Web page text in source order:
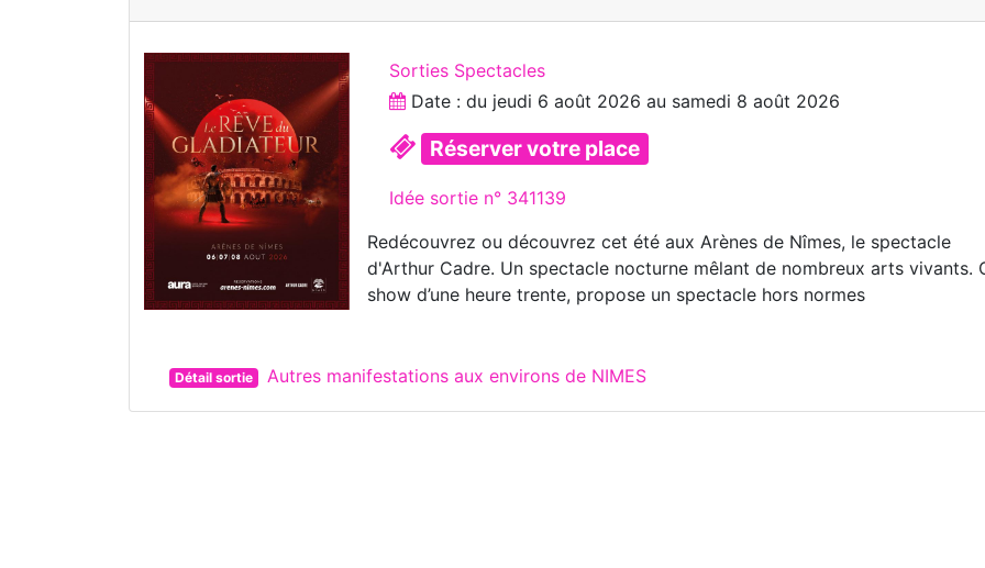
Sorties Spectacles
Date : du jeudi 6 août 2026 au samedi 8 août 2026
Réserver votre place
Idée sortie n° 341139
Redécouvrez ou découvrez cet été aux Arènes de Nîmes, le spectacle
d'Arthur Cadre. Un spectacle nocturne mêlant de nombreux arts vivants.
show d’une heure trente, propose un spectacle hors normes
Détail sortie Autres manifestations aux environs de NIMES